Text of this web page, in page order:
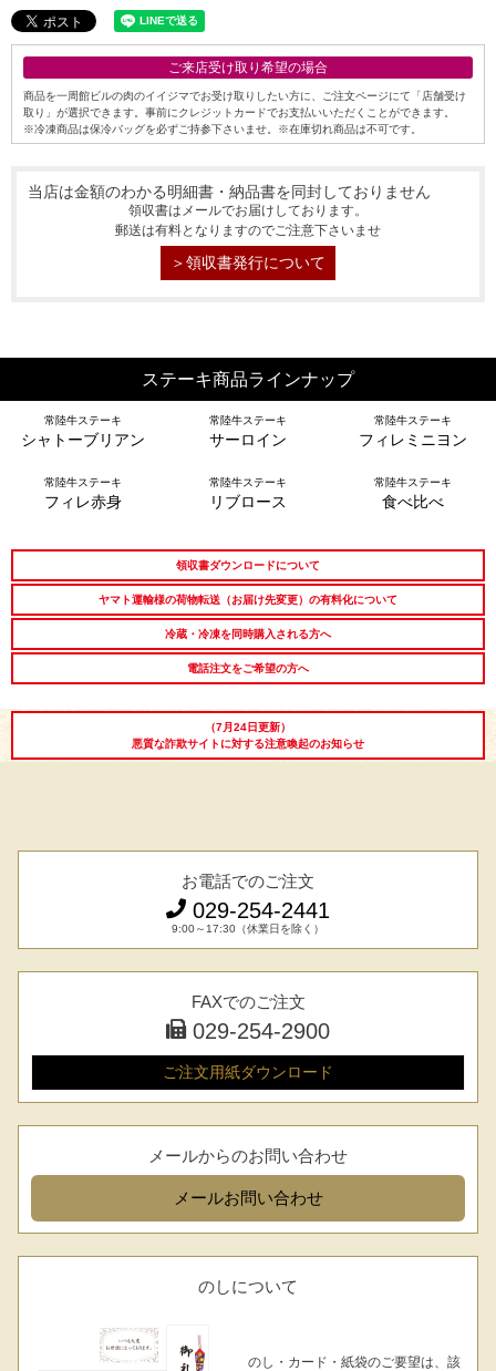
お中元ギフト
お中元ハムギフ
ト
誕生日ギフト
出産内祝い 結婚内祝い 法事・香典返し
長寿祝い 高級肉ギフト 法人ギフト
ご来店受け取り希望の場合
商品を一周館ビルの肉のイイジマでお受け取りしたい方に、ご注文ページにて「店舗受け
取り」が選択できます。事前にクレジットカードでお支払いいただくことができます。
※冷凍商品は保冷バッグを必ずご持参下さいませ。※在庫切れ商品は不可です。
当店は金額のわかる明細書・納品書を同封しておりません
領収書はメールでお届けしております。
郵送は有料となりますのでご注意下さいませ
＞領収書発行について
ステーキ商品ラインナップ
常陸牛ステーキ
シャトーブリアン
常陸牛ステーキ
サーロイン
常陸牛ステーキ
フィレミニヨン
常陸牛ステーキ
フィレ赤身
常陸牛ステーキ
リブロース
常陸牛ステーキ
食べ比べ
領収書ダウンロードについて
ヤマト運輸様の荷物転送（お届け先変更）の有料化について
冷蔵・冷凍を同時購入される方へ
電話注文をご希望の方へ
（7月24日更新）
悪質な詐欺サイトに対する注意喚起のお知らせ
お電話でのご注文
029-254-2441
9:00～17:30（休業日を除く）
FAXでのご注文
029-254-2900
ご注文用紙ダウンロード
メールからのお問い合わせ
メールお問い合わせ
のしについて
のし・カード・紙袋のご要望は、該